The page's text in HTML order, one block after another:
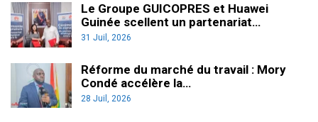
Le Groupe GUICOPRES et Huawei
Guinée scellent un partenariat…
31 Juil, 2026
Réforme du marché du travail : Mory
Condé accélère la…
28 Juil, 2026